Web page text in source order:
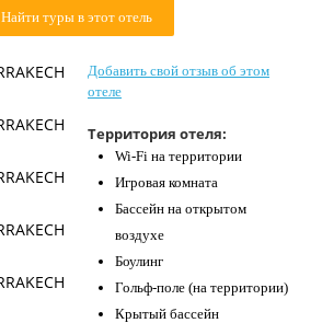
Найти туры в этот отель
Добавить свой отзыв об этом
отеле
Территория отеля:
Wi-Fi на территории
Игровая комната
Бассейн на открытом
воздухе
Боулинг
Гольф-поле (на территории)
Крытый бассейн